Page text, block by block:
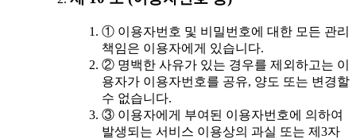
① 이용자번호 및 비밀번호에 대한 모든 관리
책임은 이용자에게 있습니다.
② 명백한 사유가 있는 경우를 제외하고는 이
용자가 이용자번호를 공유, 양도 또는 변경할
수 없습니다.
③ 이용자에게 부여된 이용자번호에 의하여
발생되는 서비스 이용상의 과실 또는 제3자